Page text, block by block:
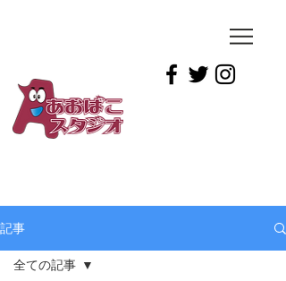
記事
全ての記事